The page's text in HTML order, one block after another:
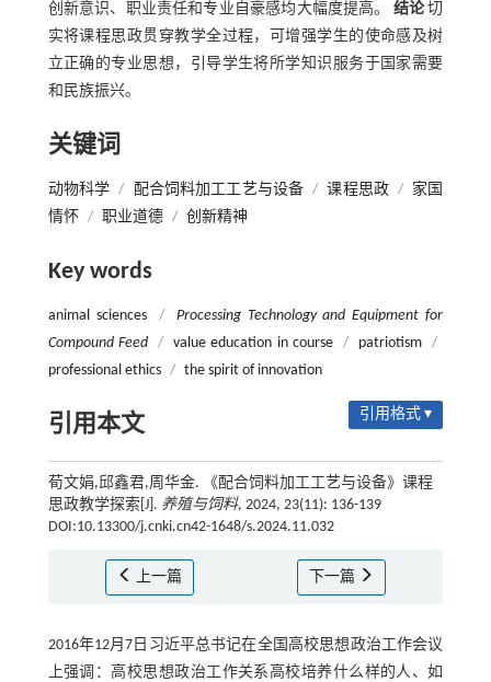
创新意识、职业责任和专业自豪感均大幅度提高。 结论切
实将课程思政贯穿教学全过程，可增强学生的使命感及树
立正确的专业思想，引导学生将所学知识服务于国家需要
和民族振兴。
关键词
动物科学 / 配合饲料加工工艺与设备 / 课程思政 / 家国
情怀 / 职业道德 / 创新精神
Key words
animal sciences /
Processing Technology and Equipment for
Compound Feed
/ value education in course / patriotism
/
professional ethics / the spirit of innovation
引用本文 引用格式 ▾
荀文娟,邱鑫君,周华金. 《配合饲料加工工艺与设备》课程
思政教学探索[J]. 养殖与饲料, 2024, 23(11): 136-139
DOI:10.13300/j.cnki.cn42-1648/s.2024.11.032
上一篇 下一篇
2016年12月7日习近平总书记在全国高校思想政治工作会议
上强调：高校思想政治工作关系高校培养什么样的人、如